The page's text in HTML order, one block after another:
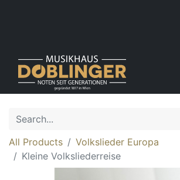
All Products
Volkslieder Europa
Kleine Volksliederreise